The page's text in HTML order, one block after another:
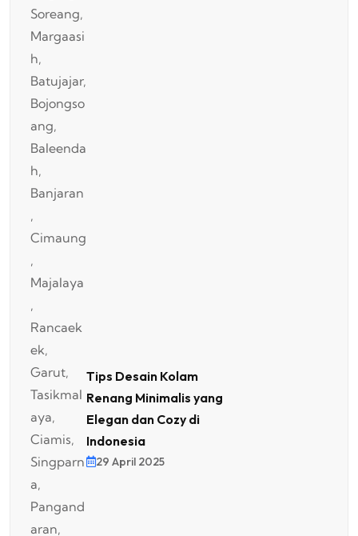
Tips Desain Kolam
Renang Minimalis yang
Elegan dan Cozy di
Indonesia
29 April 2025